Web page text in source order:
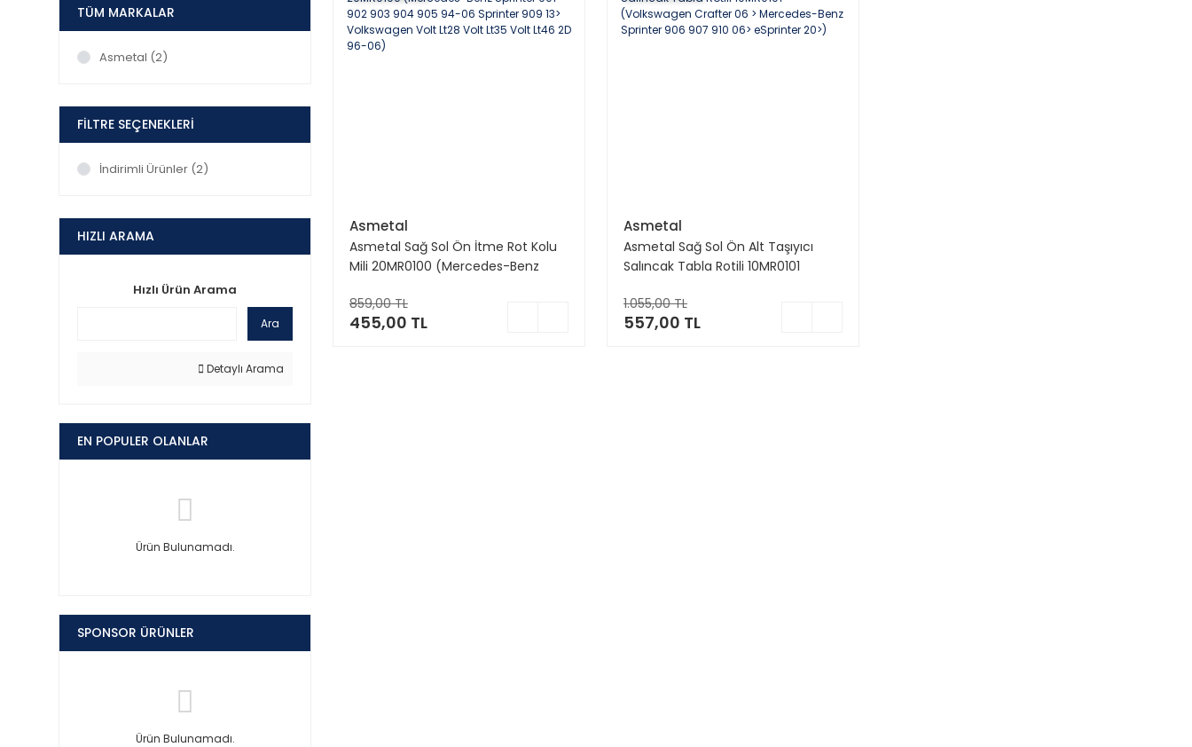
TÜM MARKALAR
Asmetal (2)
FILTRE SEÇENEKLERI
İndirimli Ürünler (2)
HIZLI ARAMA
Hızlı Ürün Arama
Ara
Detaylı Arama
EN POPULER OLANLAR
Ürün Bulunamadı.
SPONSOR ÜRÜNLER
Ürün Bulunamadı.
Asmetal
Asmetal Sağ Sol Ön İtme Rot Kolu
Mili 20MR0100 (Mercedes-Benz
06 Sprinter 909 13> Volkswagen
Volt Lt28 Volt Lt35 Volt Lt46 2D 96-
859,00 TL
455,00 TL
Asmetal
Asmetal Sağ Sol Ön Alt Taşıyıcı
Salıncak Tabla Rotili 10MR0101
Mercedes-Benz Sprinter 906 907
910 06> eSprinter 20>)
1.055,00 TL
557,00 TL